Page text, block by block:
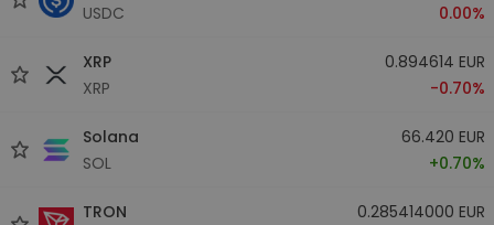
USDC
0.00%
XRP
XRP
0.894614 EUR
-0.70%
Solana
SOL
66.420 EUR
+0.70%
TRON
0.285414000 EUR